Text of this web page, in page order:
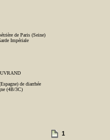
de Paris (Seine)
Impériale
de diarrhée
(4B/3C)
1